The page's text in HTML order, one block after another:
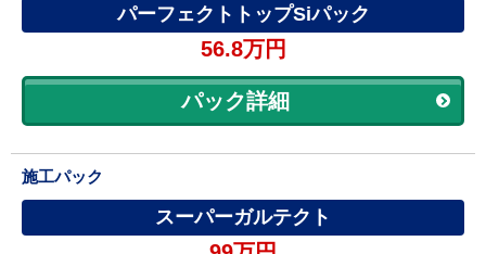
パーフェクトトップSiパック
56.8万円
パック詳細
施工パック
スーパーガルテクト